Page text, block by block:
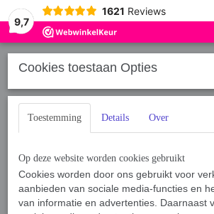
9,7
1621 Reviews
Home › Voeding › Voeding Hond › Brokken ›
Cookies toestaan Opties
Toestemming Details Over
Op deze website worden cookies gebruikt
Cookies worden door ons gebruikt voor
aanbieden van sociale media-functies en
van informatie en advertenties. Daarnaast